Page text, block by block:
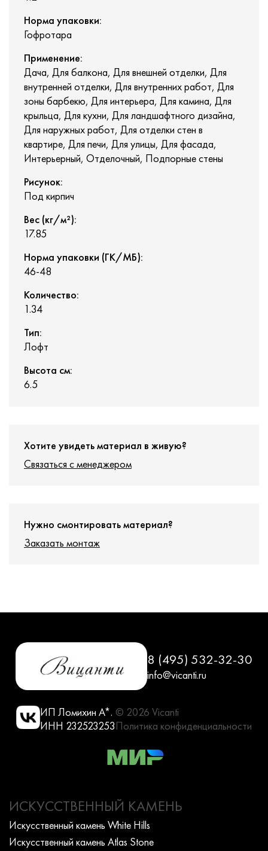
Норма упаковки:
Гофротара
Применение:
Дача, Для балкона, Для внешней отделки, Для
внутренней отделки, Для внутренних работ, Для
зоны барбекю, Для интерьера, Для камина, Для
крыльца, Для кухни, Для ландшафтного дизайна,
Для наружных работ, Для отделки стен в
квартире, Для печи, Для улицы, Для фасада,
Интерьерный, Отделочный, Подпорные стены
Рисунок:
Под кирпич
Вес (кг/м²):
17.85
Норма упаковки (ГК/МБ):
46-48
Количество:
1.34
Тип:
Лофт
Высота см:
6.5
Хотите увидеть материал в живую?
Связаться с менеджером
Нужно смонтировать материал?
Заказать монтаж
8 (495) 532-32-30
info@vicanti.ru
ИП Ломихин А*.
ИНН 232523253
© 2026 Vicanti
Политика конфиденциальности
ИСКУССТВЕННЫЙ КАМЕНЬ
Искусcтвенный камень White Hills
Искусcтвенный камень Atlas Stone